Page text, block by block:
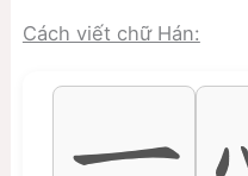
Cách viết chữ Hán: